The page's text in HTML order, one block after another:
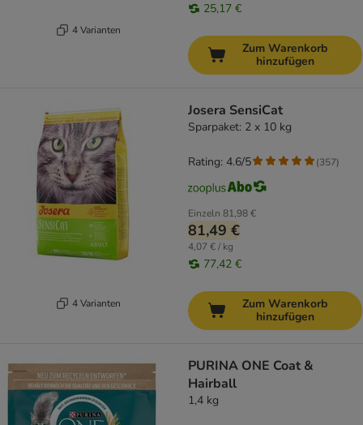
4 Varianten
25,17 €
Zum Warenkorb
hinzufügen
4 Varianten
Josera SensiCat
Sparpaket: 2 x 10 kg
Einzeln 81,98 €
81,49 €
4,07 € / kg
77,42 €
Rating: 4.6/5 (357)
Zum Warenkorb
hinzufügen
PURINA ONE Coat &
Hairball
1,4 kg